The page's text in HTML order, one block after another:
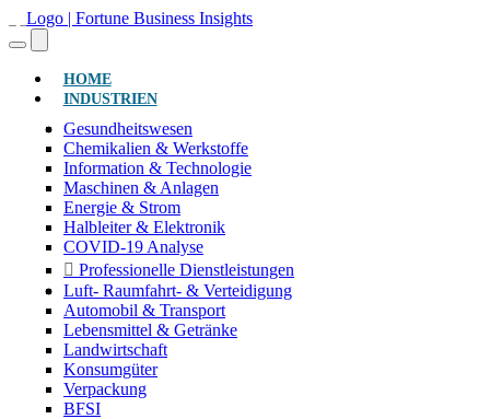
HOME(AKTUELL)
INDUSTRIEN
Gesundheitswesen
Chemikalien & Werkstoffe
Information & Technologie
Maschinen & Anlagen
Energie & Strom
Halbleiter & Elektronik
COVID-19 Analyse
Professionelle Dienstleistungen
Luft- Raumfahrt- & Verteidigung
Automobil & Transport
Lebensmittel & Getränke
Landwirtschaft
Konsumgüter
Verpackung
BFSI